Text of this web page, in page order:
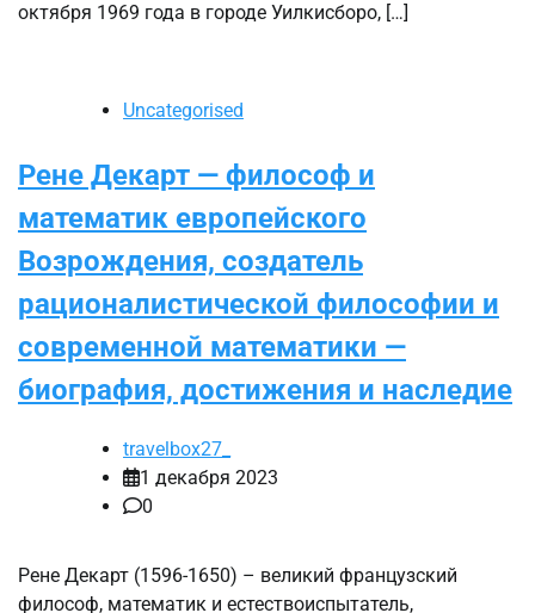
октября 1969 года в городе Уилкисборо, […]
Uncategorised
Рене Декарт — философ и
математик европейского
Возрождения, создатель
рационалистической философии и
современной математики —
биография, достижения и наследие
travelbox27_
1 декабря 2023
0
Рене Декарт (1596-1650) – великий французский
философ, математик и естествоиспытатель,